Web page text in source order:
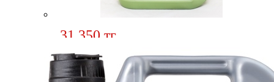
31 350 тг.
Масло Liqui Moly 8578 GENERATION
5w40 4л.